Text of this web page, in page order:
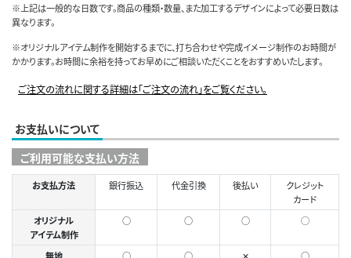
※上記は一般的な日数です。商品の種類・数量、また加工するデザインによって必要日数は
異なります。
※オリジナルアイテム制作を開始するまでに、打ち合わせや完成イメージ制作のお時間が
かかります。お時間に余裕を持ってお早めにご相談いただくことをおすすめいたします。
ご注文の流れに関する詳細は「ご注文の流れ」をご覧ください。
お支払いについて
ご利用可能な支払い方法
お支払方法 銀行振込 代金引換 後払い
クレジット
カード
オリジナル
アイテム制作
○ ○ ○ ◯